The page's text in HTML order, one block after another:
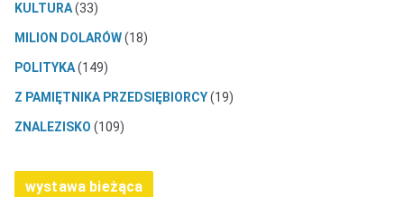
KULTURA(33)
MILION DOLARÓW(18)
POLITYKA(149)
Z PAMIĘTNIKA PRZEDSIĘBIORCY(19)
ZNALEZISKO (109)
wystawa bieżąca